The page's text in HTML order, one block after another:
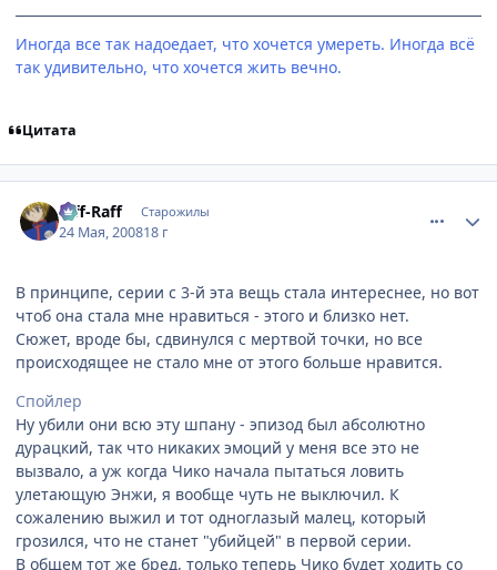
Иногда все так надоедает, что хочется умереть. Иногда всё
так удивительно, что хочется жить вечно.
Цитата
Riff-Raff Старожилы
24 Мая, 200818 г
В принципе, серии с 3-й эта вещь стала интереснее, но вот
чтоб она стала мне нравиться - этого и близко нет.
Сюжет, вроде бы, сдвинулся с мертвой точки, но все
происходящее не стало мне от этого больше нравится.
Спойлер
Ну убили они всю эту шпану - эпизод был абсолютно
дурацкий, так что никаких эмоций у меня все это не
вызвало, а уж когда Чико начала пытаться ловить
улетающую Энжи, я вообще чуть не выключил. К
сожалению выжил и тот одноглазый малец, который
грозился, что не станет "убийцей" в первой серии.
В общем тот же бред, только теперь Чико будет ходить со